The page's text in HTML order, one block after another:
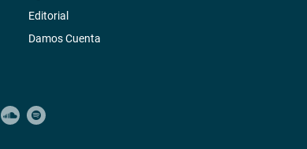
Editorial
Damos Cuenta